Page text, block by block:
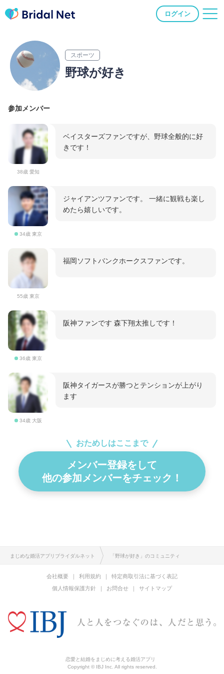
ログイン
スポーツ
野球が好き
参加メンバー
38歳 愛知
ベイスターズファンですが、野球全般的に好
きです！
34歳 東京
ジャイアンツファンです。 一緒に観戦も楽し
めたら嬉しいです。
55歳 東京
福岡ソフトバンクホークスファンです。
36歳 東京
阪神ファンです 森下翔太推しです！
34歳 大阪
阪神タイガースが勝つとテンションが上がり
ます
おためしはここまで
メンバー登録をして
他の参加メンバーをチェック！
まじめな婚活アプリブライダルネット 「野球が好き」のコミュニティ
会社概要 利用規約
特定商取引法に基づく表記
個人情報保護方針
お問合せ サイトマップ
恋愛と結婚をまじめに考える婚活アプリ
Copyright © IBJ Inc. All rights reserved.